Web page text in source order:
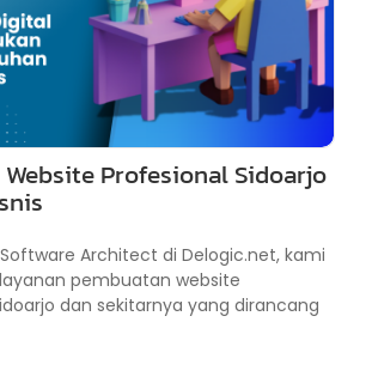
Profesional Sidoarjo
Architect di Delogic.net, kami
pembuatan website
dan sekitarnya yang dirancang